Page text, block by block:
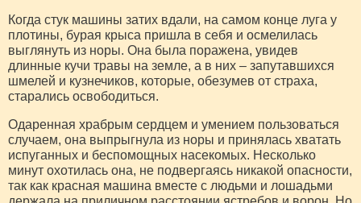
Когда стук машины затих вдали, на самом конце луга у
плотины, бурая крыса пришла в себя и осмелилась
выглянуть из норы. Она была поражена, увидев
длинные кучи травы на земле, а в них – запутавшихся
шмелей и кузнечиков, которые, обезумев от страха,
старались освободиться.
Одаренная храбрым сердцем и умением пользоваться
случаем, она выпрыгнула из норы и принялась хватать
испуганных и беспомощных насекомых. Несколько
минут охотилась она, не подвергаясь никакой опасности,
так как красная машина вместе с людьми и лошадьми